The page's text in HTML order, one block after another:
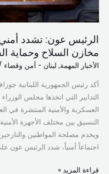
الرئيس عون: تشدد
مخازن السلاح وحماية
الأخبار المهمة, لبنان - أمن وقضاء
أكد رئيس الجمهورية اللبنانية
التدابير التي اتخذها مجلس
العسكرية والأمنية المنتشرة في
التنسيق بين مختلف الأجهزة
ويخدم مصلحة المواطنين
اجتماعاً أمنياً، شدد الرئيس عون
السلاح
السلم
الأهلي
“خط
قراءة المزيد »